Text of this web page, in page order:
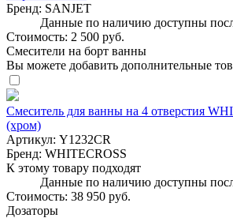
Бренд: SANJET
Данные по наличию доступны
Стоимость: 2 500 руб.
Смесители на борт ванны
Вы можете добавить дополнительные
Смеситель для ванны на 4 отверстия
(хром)
Артикул: Y1232CR
Бренд: WHITECROSS
К этому товару подходят
Данные по наличию доступны
Стоимость: 38 950 руб.
Дозаторы